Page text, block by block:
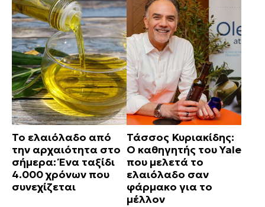
Το ελαιόλαδο από
την αρχαιότητα στο
σήμερα: Ένα ταξίδι
4.000 χρόνων που
συνεχίζεται
Τάσσος Κυριακίδης:
Ο καθηγητής του Yale
που μελετά το
ελαιόλαδο σαν
φάρμακο για το
μέλλον